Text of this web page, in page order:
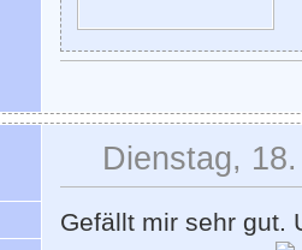
Dienstag,
Gefällt mir sehr gut.